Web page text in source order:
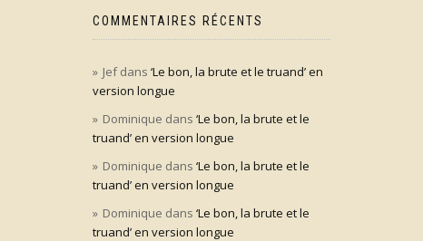
COMMENTAIRES RÉCENTS
Jefdans ‘Le bon, la brute et le truand’ en
version longue
Dominique dans ‘Le bon, la brute et le
truand’ en version longue
Dominique dans ‘Le bon, la brute et le
truand’ en version longue
Dominique dans ‘Le bon, la brute et le
truand’ en version longue